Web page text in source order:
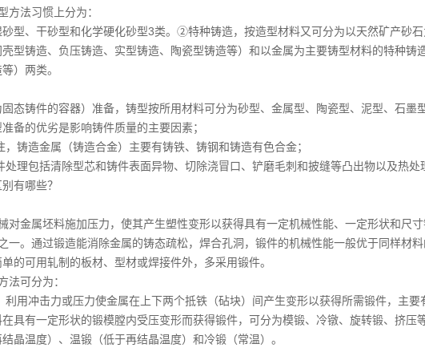
方法习惯上分为：
型、干砂型和化学硬化砂型3类。②特种铸造，按造型材料又可分为以天然矿产砂
型铸造、负压铸造、实型铸造、陶瓷型铸造等）和以金属为主要铸型材料的特种铸
）两类。
态铸件的容器）准备，铸型按所用材料可分为砂型、金属型、陶瓷型、泥型、石墨
备的优劣是影响铸件质量的主要因素；
铸造金属（铸造合金）主要有铸铁、铸钢和铸造有色合金；
理包括清除型芯和铸件表面异物、切除浇冒口、铲磨毛刺和披缝等凸出物以及热处
有哪些？
对金属坯料施加压力，使其产生塑性变形以获得具有一定机械性能、一定形状和尺寸
一。通过锻造能消除金属的铸态疏松，焊合孔洞，锻件的机械性能一般优于同样材
的可用轧制的板材、型材或焊接件外，多采用锻件。
法可分为：
用冲击力或压力使金属在上下两个抵铁（砧块）间产生变形以获得所需锻件，主要
具有一定形状的锻模膛内受压变形而获得锻件，可分为模锻、冷镦、旋转锻、挤压
晶温度）、温锻（低于再结晶温度）和冷锻（常温）。